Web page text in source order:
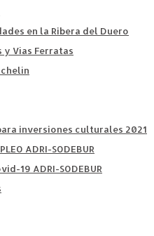
en la Ribera del Duero
y Vías Ferratas
inversiones culturales 2021
ADRI-SODEBUR
19 ADRI-SODEBUR